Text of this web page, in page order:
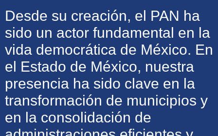
Desde su creación, el PAN ha
sido un actor fundamental en la
vida democrática de México. En
el Estado de México, nuestra
presencia ha sido clave en la
transformación de municipios y
en la consolidación de